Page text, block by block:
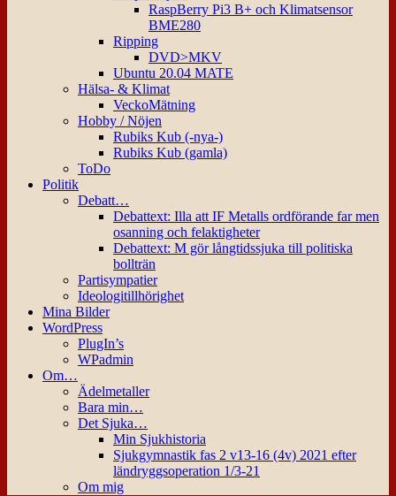
RaspBerry Pi3 B+ och Klimatsensor
BME280
Ripping
DVD>MKV
Ubuntu 20.04 MATE
Hälsa- & Klimat
VeckoMätning
Hobby / Nöjen
Rubiks Kub (-nya-)
Rubiks Kub (gamla)
ToDo
Politik
Debatt…
Debattext: Illa att IF Metalls ordförande far men
osanning och felaktigheter
Debattext: M gör långtidssjuka till politiska
bollträn
Partisympatier
Ideologitillhörighet
Mina Bilder
WordPress
PlugIn’s
WPadmin
Om…
Ädelmetaller
Bara min…
Det Sjuka…
Min Sjukhistoria
Sjukgymnastik fas 2 v13-16 (4v) 2021 efter
ländryggsoperation 1/3-21
Om mig